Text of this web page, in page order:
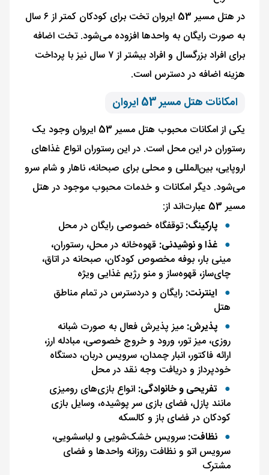
در هتل مسیر 53 ایروان تخت برای کودکان کمتر از ۶ سال
به ‌صورت رایگان به واحدها افزوده می‌شود. تخت اضافه
برای افراد بزرگسال و افراد بیشتر از ۷ سال نیز با پرداخت
هزینه اضافه در دسترس است.
امکانات هتل مسیر 53 ایروان
یکی از امکانات محبوب هتل مسیر 53 ایروان وجود یک
رستوران در این محل است. در این رستوران انواع غذاهای
اروپایی، بین‌المللی و محلی برای صبحانه، ناهار و شام سرو
می‌شود. دیگر امکانات و خدمات محبوب موجود در هتل
مسیر 53 عبارت‌اند از:
پارکینگ:توقفگاه خصوصی رایگان در محل
غذا و نوشیدنی: قهوه‌خانه در محل، رستوران،
مینی بار، بوفه مخصوص کودکان، صبحانه در اتاق،
چای‌ساز، قهوه‌ساز و منو رژیم غذایی ویژه
اینترنت: رایگان و دردسترس در تمام مناطق
هتل
پذیرش: میز پذیرش فعال به ‌صورت شبانه
روزی، میز تور، ورود و خروج خصوصی، مبادله ارز،
ارائه فاکتور، انبار چمدان، سرویس دربان، دستگاه
خود‌پرداز و دریافت وجه نقد در محل
تفریحی و خانوادگی: انواع بازی‌های رومیزی
مانند پازل، فضای بازی سر پوشیده، وسایل بازی
کودکان در فضای باز و کالسکه
نظافت:سرویس خشک‌شویی و لباسشویی،
سرویس اتو و نظافت روزانه واحدها و فضای
مشترک